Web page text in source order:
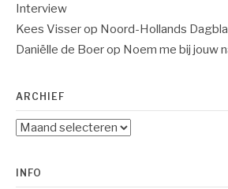
Interview
Kees Visserop Noord-Hollands
Daniëlle de Boerop Noem me bij jouw
ARCHIEF
Archief
INFO